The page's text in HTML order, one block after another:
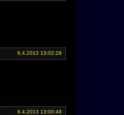
6.4.2013 13:02:28
6.4.2013 13:00:49